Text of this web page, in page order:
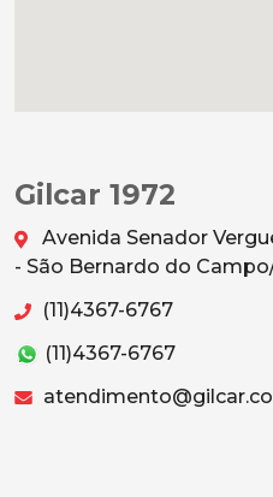
Gilcar 1972
Avenida Senador
- São Bernardo do
(11)4367-6767
(11)4367-6767